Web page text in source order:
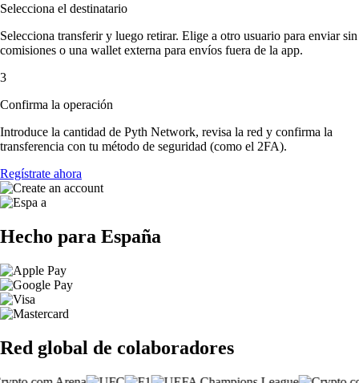
Selecciona el destinatario
Selecciona transferir y luego retirar. Elige a otro usuario para enviar sin
comisiones o una wallet externa para envíos fuera de la app.
3
Confirma la operación
Introduce la cantidad de Pyth Network, revisa la red y confirma la
transferencia con tu método de seguridad (como el 2FA).
Regístrate ahora
Hecho para España
Red global de colaboradores